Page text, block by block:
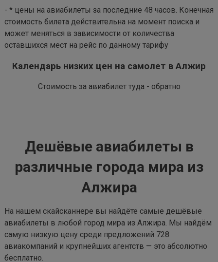
- * цены на авиабилеты за последние 48 часов. Конечная
стоимость билета действительна на момент поиска и
может меняться в зависимости от количества
оставшихся мест на рейс по данному тарифу
Календарь низких цен на самолет в Алжир
Стоимость за авиабилет туда - обратно
Дешёвые авиабилеты в
различные города мира из
Алжира
На нашем скайсканнере вы найдёте самые дешёвые
авиабилеты в любой город мира из Алжира. Мы найдём
самую низкую цену среди предложений 728
авиакомпаний и крупнейших агентств — это абсолютно
бесплатно.